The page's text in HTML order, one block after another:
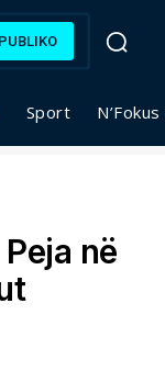
PUBLIKO
Sport
në